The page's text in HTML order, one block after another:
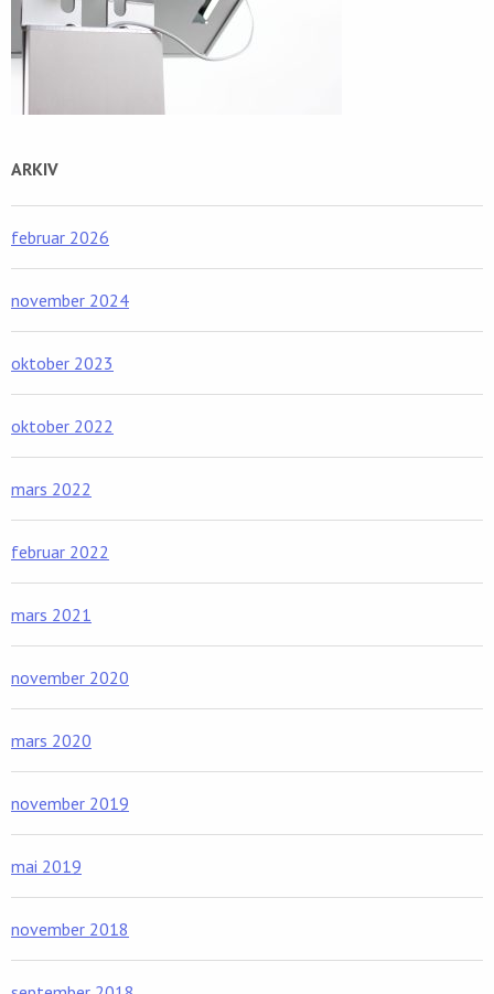
ARKIV
februar 2026
november 2024
oktober 2023
oktober 2022
mars 2022
februar 2022
mars 2021
november 2020
mars 2020
november 2019
mai 2019
november 2018